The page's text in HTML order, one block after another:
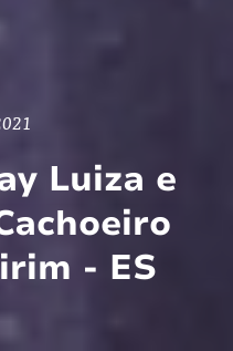
Luiza e
- ES